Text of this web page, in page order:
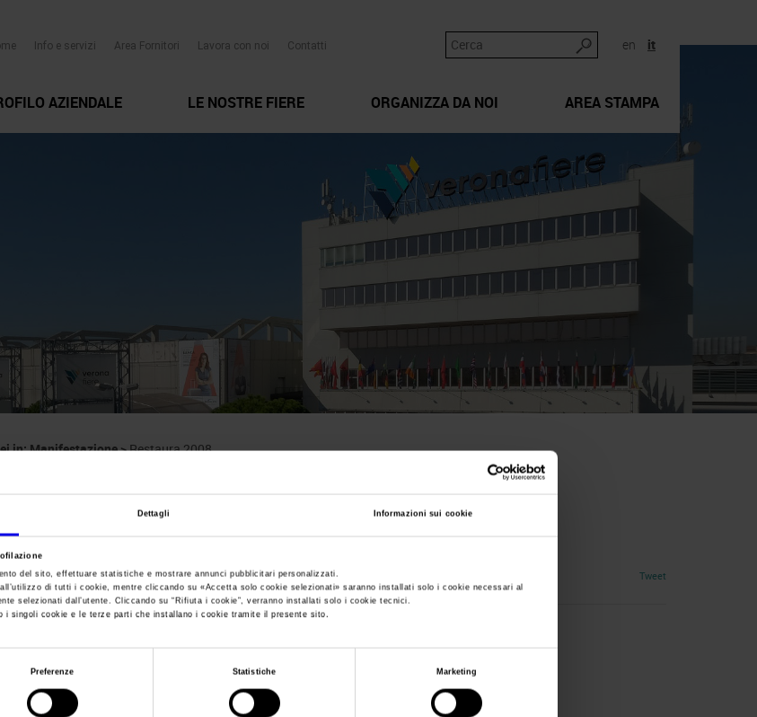
Dettagli Informazioni sui cookie
del sito, effettuare statistiche e mostrare annunci pubblicitari personalizzati.
di tutti i cookie, mentre cliccando su «Accetta solo cookie selezionati» saranno installati solo i cookie necessari al
selezionati dall’utente. Cliccando su “Rifiuta i cookie”, verranno installati solo i cookie tecnici.
i singoli cookie e le terze parti che installano i cookie tramite il presente sito.
Preferenze Statistiche Marketing
en it
Info e servizi Area Fornitori Lavora con noi Contatti
AZIENDALE LE NOSTRE FIERE ORGANIZZA DA NOI AREA STAMPA
in:Manifestazione>Restaura 2008
del Restauro dei Beni Culturali
Tweet
Frequenza
Website
https://www.veneziafiere.it